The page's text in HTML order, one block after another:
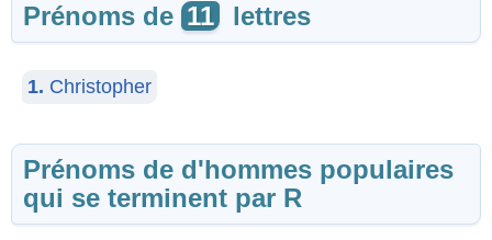
Prénoms de 11 lettres
1. Christopher
Prénoms de d'hommes populaires
qui se terminent par R